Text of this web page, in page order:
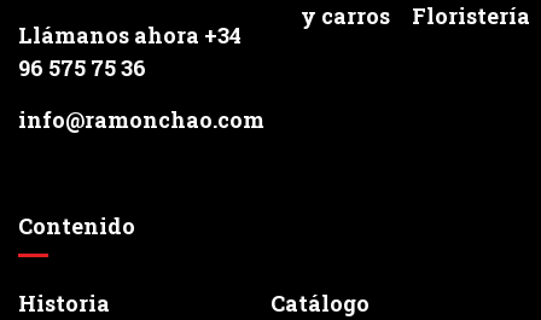
Llámanos ahora +34
96 575 75 36
info@ramonchao.com
y carros
Floristería
Contenido
Historia
Catálogo